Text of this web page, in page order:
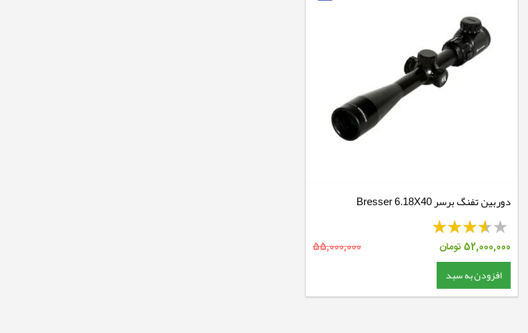
دوربین تفنگ برسر Bresser 6.18X40
52,000,000 تومان 55,000,000
افزودن به سبد